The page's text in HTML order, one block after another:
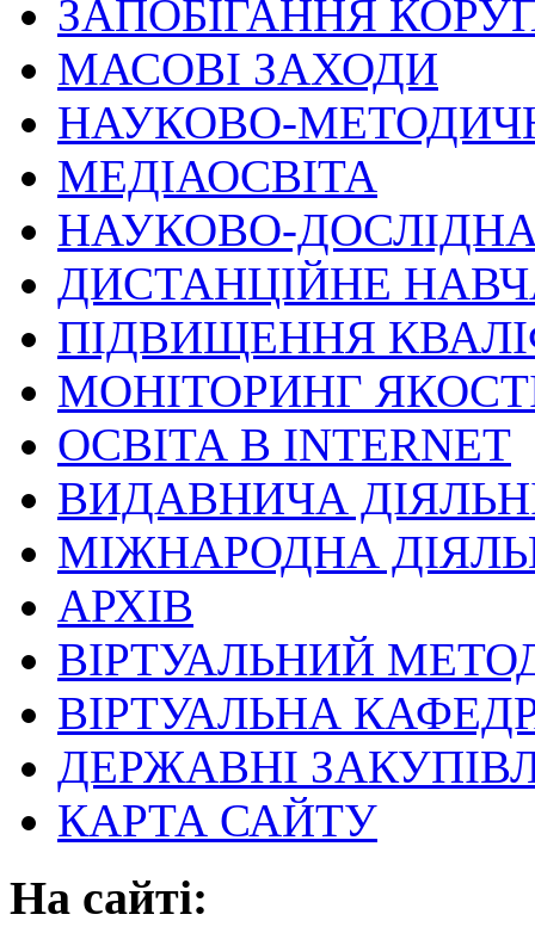
ЗАПОБІГАННЯ
МАСОВІ ЗАХОДИ
НАУКОВО-
МЕДІАОСВІТА
НАУКОВО-
ДИСТАНЦІЙНЕ
ПІДВИЩЕННЯ
МОНІТОРИНГ
ОСВІТА В INTERNET
ВИДАВНИЧА
МІЖНАРОДНА
АРХІВ
ВІРТУАЛЬНИЙ
ВІРТУАЛЬНА
ДЕРЖАВНІ
КАРТА САЙТУ
На сайті: